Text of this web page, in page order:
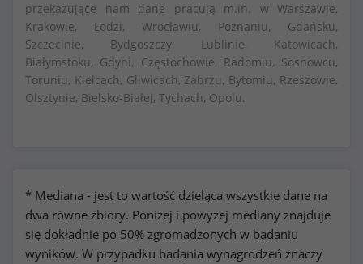
przekazujące nam dane pracują m.in. w Warszawie,
Krakowie, Łodzi, Wrocławiu, Poznaniu, Gdańsku,
Szczecinie, Bydgoszczy, Lublinie, Katowicach,
Białymstoku, Gdyni, Częstochowie, Radomiu, Sosnowcu,
Toruniu, Kielcach, Gliwicach, Zabrzu, Bytomiu, Rzeszowie,
Olsztynie, Bielsko-Białej, Tychach, Opolu.
* Mediana - jest to wartość dzieląca wszystkie dane na
dwa równe zbiory. Poniżej i powyżej mediany znajduje
się dokładnie po 50% zgromadzonych w badaniu
wyników. W przypadku badania wynagrodzeń znaczy